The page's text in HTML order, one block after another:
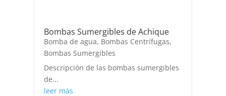
Bombas Sumergibles de Achique
Bomba de agua, Bombas Centrífugas,
Bombas Sumergibles
Descripción de las bombas sumergibles
de...
leer más